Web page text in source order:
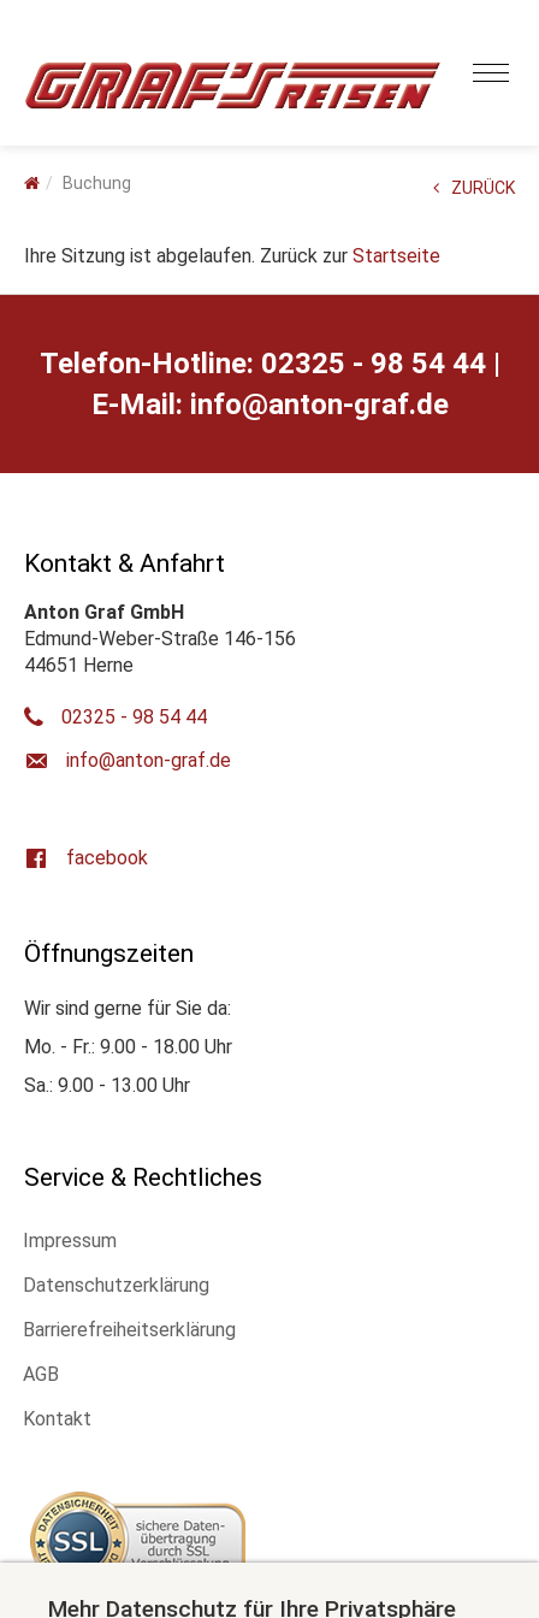
Buchung ZURÜCK
Ihre Sitzung ist abgelaufen. Zurück zur Startseite
Telefon-Hotline: 02325 - 98 54 44 |
E-Mail: ed.farg-notna@ofni
Kontakt & Anfahrt
Anton Graf GmbH
Edmund-Weber-Straße 146-156
44651 Herne
02325 - 98 54 44
ed.farg-notna@ofni
facebook
Öffnungszeiten
Wir sind gerne für Sie da:
Mo. - Fr.: 9.00 - 18.00 Uhr
Sa.: 9.00 - 13.00 Uhr
Service & Rechtliches
Impressum
Datenschutzerklärung
Barrierefreiheitserklärung
AGB
Kontakt
Mehr Datenschutz für Ihre Privatsphäre